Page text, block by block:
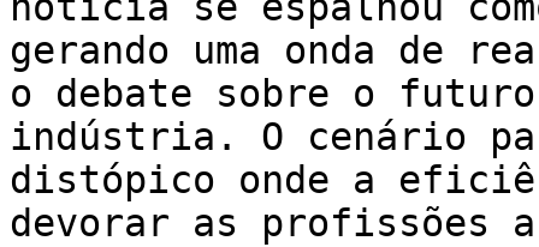
gerando uma onda de
o debate sobre o
indústria. O cenário
distópico onde a
devorar as profissões